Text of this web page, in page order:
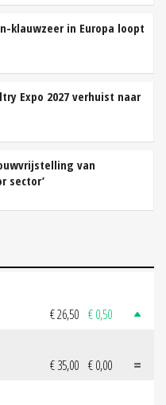
klauwzeer in Europa loopt
Expo 2027 verhuist naar
van
sector’
€ 26,50 € 0,50
€ 35,00 € 0,00